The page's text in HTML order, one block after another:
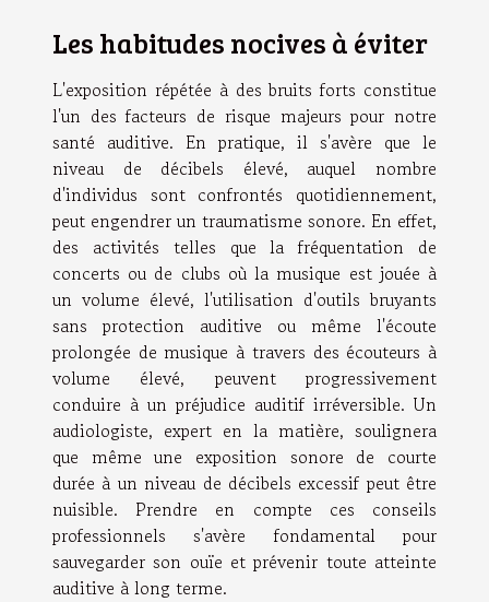
Les habitudes nocives à éviter
L'exposition répétée à des bruits forts constitue
l'un des facteurs de risque majeurs pour notre
santé auditive. En pratique, il s'avère que le
niveau de décibels élevé, auquel nombre
d'individus sont confrontés quotidiennement,
peut engendrer un traumatisme sonore. En effet,
des activités telles que la fréquentation de
concerts ou de clubs où la musique est jouée à
un volume élevé, l'utilisation d'outils bruyants
sans protection auditive ou même l'écoute
prolongée de musique à travers des écouteurs à
volume élevé, peuvent progressivement
conduire à un préjudice auditif irréversible. Un
audiologiste, expert en la matière, soulignera
que même une exposition sonore de courte
durée à un niveau de décibels excessif peut être
nuisible. Prendre en compte ces conseils
professionnels s'avère fondamental pour
sauvegarder son ouïe et prévenir toute atteinte
auditive à long terme.